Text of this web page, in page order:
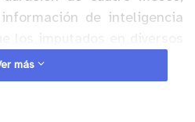
de inteligencia
y traficaban sustancias
de los vecinos que ahí
más